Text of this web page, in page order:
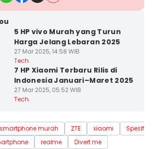
5 HP vivo Murah yang Turun
Harga Jelang Lebaran 2025
27 Mar 2025, 14:58 WIB
Tech
7 HP Xiaomi Terbaru Rilis di
Indonesia Januari–Maret 2025
27 Mar 2025, 05:52 WIB
Tech
smartphone murah ZTE xiaomi
realme Divert me